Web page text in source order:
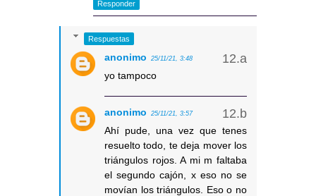
Responder
Respuestas
anonimo 25/11/21, 3:48
yo tampoco
anonimo 25/11/21, 3:57
Ahí pude, una vez que tenes
resuelto todo, te deja mover los
triángulos rojos. A mi m faltaba
el segundo cajón, x eso no se
movían los triángulos. Eso o no